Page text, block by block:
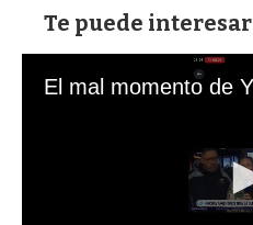
Te puede interesar